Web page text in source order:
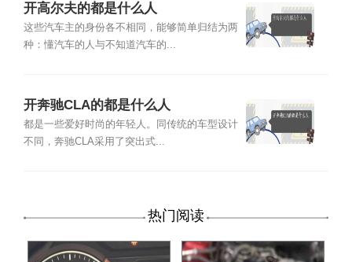
开高尔夫的都是什么人
这些汽车主的身份各不相同，能够简单归结为两
种：懂汽车的人与不知道汽车的...
开奔驰CLA的都是什么人
都是一些爱好时尚的年轻人。同传统的车型设计
不同，奔驰CLA采用了突出式...
热门阅读